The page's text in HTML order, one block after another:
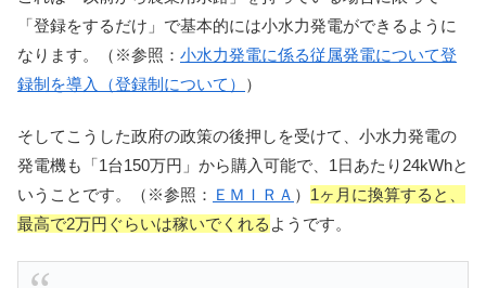
「登録をするだけ」で基本的には小水力発電ができるように
なります。（※参照： 小水力発電に係る従属発電について登
録制を導入（登録制について）
）
そしてこうした政府の政策の後押しを受けて、小水力発電の
発電機も「1台150万円」から購入可能で、1日あたり24kWhと
いうことです。（※参照： ＥＭＩＲＡ ） 1ヶ月に換算すると、
最高で2万円ぐらいは稼いでくれる ようです。